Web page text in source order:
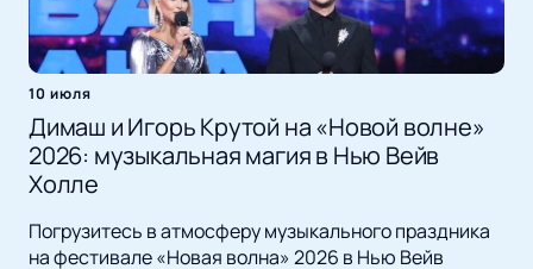
10 июля
Димаш и Игорь Крутой на «Новой волне»
2026: музыкальная магия в Нью Вейв
Холле
Погрузитесь в атмосферу музыкального праздника
на фестивале «Новая волна» 2026 в Нью Вейв